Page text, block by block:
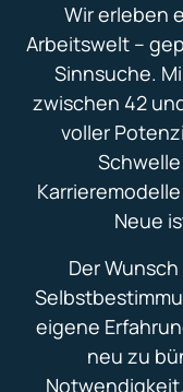
Wir erleben
Arbeitswelt –
Sinnsuche.
zwischen 42
voller
Neue
Der
eigene
neu zu